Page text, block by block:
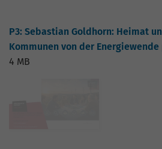
P3: Sebastian Goldhorn: Heimat
Kommunen von der
4 MB